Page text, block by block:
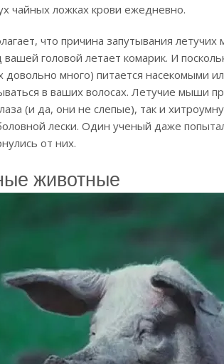
чайных ложках крови ежедневно.
что причина запутывания
вашей головой летает комарик. И
много) питается насекомыми
в ваших волосах. Летучие мыши
(и да, они не слепые), так и
лески. Один ученый даже
от них.
животные